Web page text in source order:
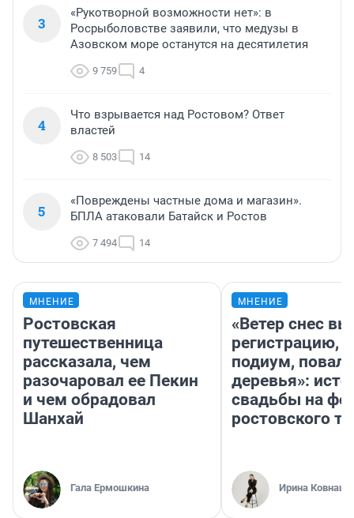
3
«Рукотворной возможности нет»: в
Росрыболовстве заявили, что медузы в
Азовском море останутся на десятилетия
9 759 4
4
Что взрывается над Ростовом? Ответ
властей
8 503 14
5
«Повреждены частные дома и магазин».
БПЛА атаковали Батайск и Ростов
7 494 14
МНЕНИЕ
Ростовская
путешественница
рассказала, чем
разочаровал ее Пекин
и чем обрадовал
Шанхай
Гала Ермошкина
МНЕНИЕ
«Ветер снес
регистрацию,
подиум,
деревья»:
свадьбы на
ростовского
Ирина